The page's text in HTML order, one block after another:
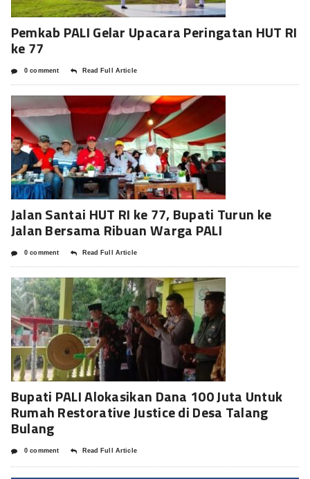
Pemkab PALI Gelar Upacara Peringatan HUT RI
ke 77
0 comment Read Full Article
Jalan Santai HUT RI ke 77, Bupati Turun ke
Jalan Bersama Ribuan Warga PALI
0 comment Read Full Article
Bupati PALI Alokasikan Dana 100 Juta Untuk
Rumah Restorative Justice di Desa Talang
Bulang
0 comment Read Full Article